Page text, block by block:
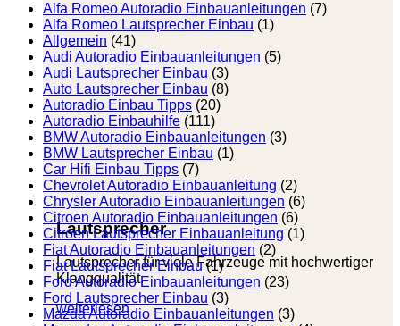
Lautsprecher
Lautsprecher für viele Fahrzeuge mit hochwertiger
Klangqualität.
weiterlesen
Alfa Romeo Autoradio Einbauanleitungen (7)
Alfa Romeo Lautsprecher Einbau (1)
Allgemein (41)
Audi Autoradio Einbauanleitungen (5)
Audi Lautsprecher Einbau (3)
Auto Lautsprecher Einbau (8)
Autoradio Einbau Tipps (20)
Autoradio Einbauhilfe (111)
BMW Autoradio Einbauanleitungen (3)
BMW Lautsprecher Einbau (1)
Car Hifi Einbau Tipps (7)
Chevrolet Autoradio Einbauanleitung (2)
Chrysler Autoradio Einbauanleitungen (6)
Citroen Autoradio Einbauanleitungen (6)
Citroen Lautsprecher Einbauanleitung (1)
Fiat Autoradio Einbauanleitungen (2)
Fiat Lautsprecher Einbau(1)
Ford Autoradio Einbauanleitungen (23)
Ford Lautsprecher Einbau (3)
Mazda Autoradio Einbauanleitungen (3)